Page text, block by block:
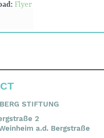
Flyer
STIFTUNG
2
a.d. Bergstraße